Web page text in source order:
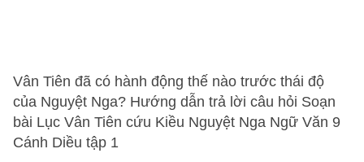
Vân Tiên đã có hành động thế nào trước thái độ
của Nguyệt Nga? Hướng dẫn trả lời câu hỏi Soạn
bài Lục Vân Tiên cứu Kiều Nguyệt Nga Ngữ Văn 9
Cánh Diều tập 1